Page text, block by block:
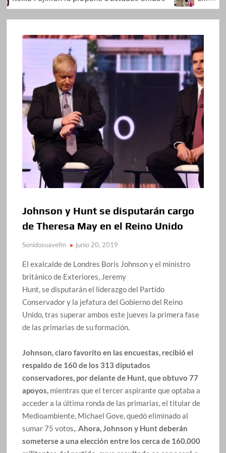
Johnson y Hunt se disputarán cargo
de Theresa May en el Reino Unido
Sonidosuavefm junio 20, 2019
El exalcalde de Londres Boris Johnson y el ministro
británico de Exteriores, Jeremy
Hunt, se disputarán el liderazgo del Partido
Conservador y la jefatura del Gobierno del Reino
Unido, tras superar ambos este jueves la primera fase
de las primarias de su formación.
Johnson, claro favorito en las encuestas, recibió el
respaldo de 160 de los 313 diputados
conservadores, por delante de Hunt, que obtuvo 77
apoyos, mientras que el tercer aspirante que optaba a
acceder a la última ronda de las primarias, el titular de
Medioambiente, Michael Gove, quedó eliminado al
sumar 75 votos,.Ahora, Johnson y Hunt deberán
someterse a una elección entre los cerca de 160.000